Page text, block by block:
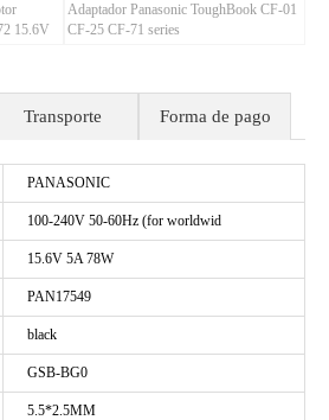
15.6V
Adaptador Panasonic ToughBook CF-01
CF-25 CF-71 series
Transporte Forma de pago
PANASONIC
100-240V 50-60Hz (for worldwid
15.6V 5A 78W
PAN17549
black
GSB-BG0
5.5*2.5MM